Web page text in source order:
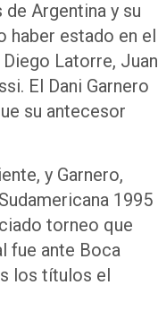
Argentina y su
haber estado en el
Latorre, Juan
El Dani Garnero
su antecesor
y Garnero,
1995
torneo que
fue ante Boca
los títulos el